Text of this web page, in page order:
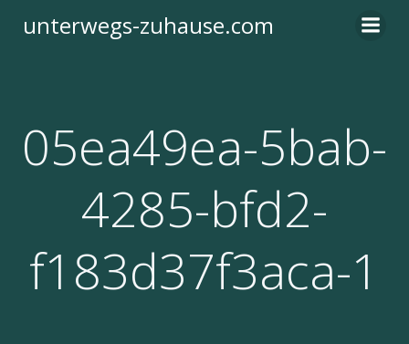
Inhalt
unterwegs-zuhause.com
05ea49ea-5bab-
4285-bfd2-
f183d37f3aca-1